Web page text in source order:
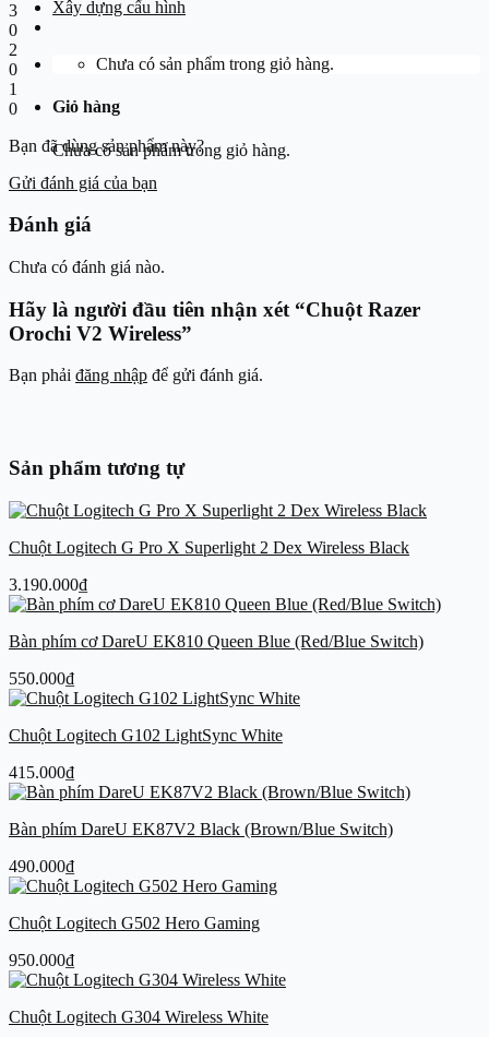
Xây dựng cấu hình
Chưa có sản phẩm trong giỏ hàng.
Giỏ hàng
Chưa có sản phẩm trong giỏ hàng.
3
0
2
0
1
0
Bạn đã dùng sản phẩm này?
Gửi đánh giá của bạn
Đánh giá
Chưa có đánh giá nào.
Hãy là người đầu tiên nhận xét “Chuột Razer
Orochi V2 Wireless”
Bạn phải đăng nhập để gửi đánh giá.
Sản phẩm tương tự
Chuột Logitech G Pro X Superlight 2 Dex Wireless Black
3.190.000₫
Bàn phím cơ DareU EK810 Queen Blue (Red/Blue Switch)
550.000₫
Chuột Logitech G102 LightSync White
415.000₫
Bàn phím DareU EK87V2 Black (Brown/Blue Switch)
490.000₫
Chuột Logitech G502 Hero Gaming
950.000₫
Chuột Logitech G304 Wireless White